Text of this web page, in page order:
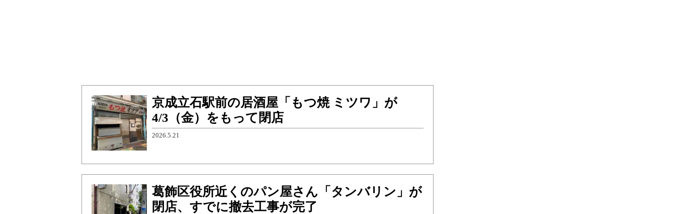
京成立石駅前の居酒屋「もつ焼 ミツワ」が
4/3（金）をもって閉店
2026.5.21
葛飾区役所近くのパン屋さん「タンバリン」が
閉店、すでに撤去工事が完了